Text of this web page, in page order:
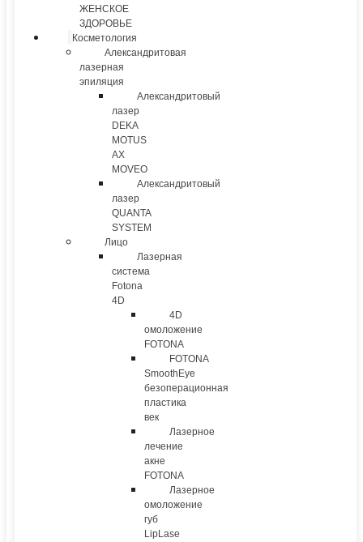
ЖЕНСКОЕ
ЗДОРОВЬЕ
Косметология
Александритовая
лазерная
эпиляция
Александритовый
лазер
DEKA
MOTUS
AX
MOVEO
Александритовый
лазер
QUANTA
SYSTEM
Лицо
Лазерная
система
Fotona
4D
4D
омоложение
FOTONA
FOTONA
SmoothEye
безоперационная
пластика
век
Лазерное
лечение
акне
FOTONA
Лазерное
омоложение
губ
LipLase